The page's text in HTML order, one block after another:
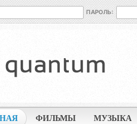
ПАРОЛЬ:
ФИЛЬМЫ МУЗЫКА